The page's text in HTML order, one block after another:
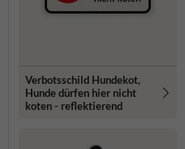
Verbotsschild Hundekot,
Hunde dürfen hier nicht
koten - reflektierend